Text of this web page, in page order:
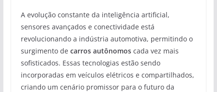
A evolução constante da inteligência artificial,
sensores avançados e conectividade está
revolucionando a indústria automotiva, permitindo o
surgimento de carros autônomoscada vez mais
sofisticados. Essas tecnologias estão sendo
incorporadas em veículos elétricos e compartilhados,
criando um cenário promissor para o futuro da